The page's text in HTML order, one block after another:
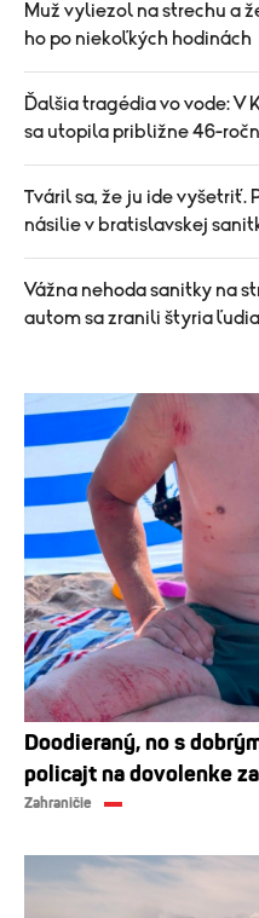
Muž vyliezol na strechu a
ho po niekoľkých hodinách
Ďalšia tragédia vo vode: V
sa utopila približne 46-
Tváril sa, že ju ide vyšetriť.
násilie v bratislavskej
Vážna nehoda sanitky na
autom sa zranili štyria ľudia
Doodieraný, no s
policajt na dovolenke
Zahraničie